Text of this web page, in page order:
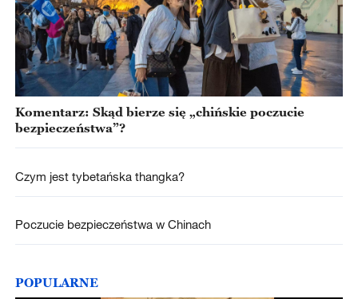
Komentarz: Skąd bierze się „chińskie poczucie
bezpieczeństwa”?
Czym jest tybetańska thangka?
Poczucie bezpieczeństwa w Chinach
POPULARNE